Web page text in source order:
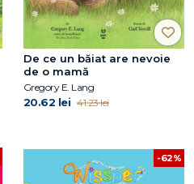
De ce un băiat are nevoie
de o mamă
Gregory E. Lang
20.62 lei 41.23 lei
-62%